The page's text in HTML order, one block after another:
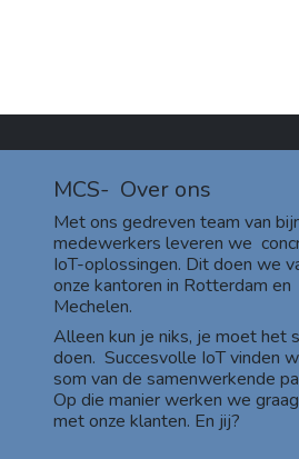
MCS- Over ons
Met ons gedreven team van
medewerkers leveren we
IoT-oplossingen. Dit doen we
onze kantoren in Rotterdam en
Mechelen.
Alleen kun je niks, je moet het
doen. Succesvolle IoT vinden
som van de samenwerkende
Op die manier werken we
met onze klanten. En jij?